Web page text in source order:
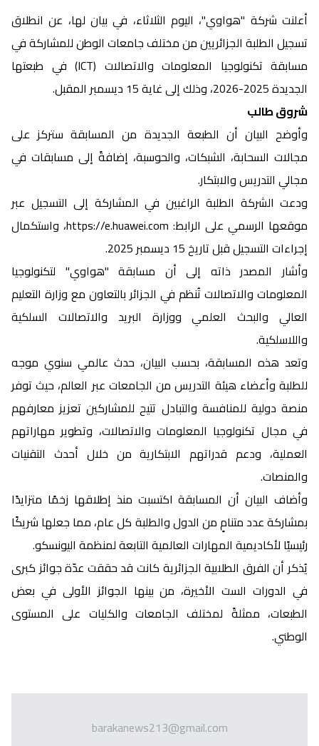
أعلنت شركة "هواوي"، اليوم الثلاثاء، في بيان لها، عن انطلاق
تسجيل الطلبة الجزائريين من مختلف جامعات الوطن للمشاركة في
مسابقة تكنولوجيا المعلومات والاتصالات (ICT) في طبعتها
الجديدة 2025-2026، وذلك إلى غاية 15 ديسمبر المقبل.
شروق طالب
وأوضح البيان أن الطبعة الجديدة من المسابقة ستركز على
مجالات السحابة، الشبكات، والحوسبة، إضافةً إلى مسابقات في
مجالي التدريس والابتكار.
ودعت الشركة الطلبة الراغبين في المشاركة إلى التسجيل عبر
موقعها الرسمي على الرابط: https://e.huawei.com، واستكمال
إجراءات التسجيل قبل تاريخ 15 ديسمبر 2025.
وأشار المصدر ذاته إلى أن مسابقة "هواوي" لتكنولوجيا
المعلومات والاتصالات تُنظم في الجزائر بالتعاون مع وزارة التعليم
العالي والبحث العلمي ووزارة البريد والاتصالات السلكية
واللاسلكية.
وتعد هذه المسابقة، بحسب البيان، حدث عالمي سنوي موجه
للطلبة وأعضاء هيئة التدريس من الجامعات عبر العالم، حيث توفر
منصة دولية للمنافسة والتبادل تتيح للمشاركين تعزيز معارفهم
في مجال تكنولوجيا المعلومات والاتصالات، وتطوير مهاراتهم
العملية، ودعم قدراتهم الابتكارية من خلال أحدث التقنيات
والمنصات.
وأضاف البيان أن المسابقة اكتسبت منذ إطلاقها زخمًا متزايدًا
بمشاركة عدد متنامٍ من الدول والطلبة كل عام، مما جعلها شريكًا
رئيسيًا لأكاديمية المهارات العالمية التابعة لمنظمة اليونسكو.
يُذكر أن الفرق الطلابية الجزائرية كانت قد حققت عدّة جوائز كبرى
في الدورات الست الأخيرة، من بينها الجوائز الأولى في بعض
الطبعات، ممثلةً لمختلف الجامعات والكليات على المستوى
الوطني.
barakanews213@gmail.com